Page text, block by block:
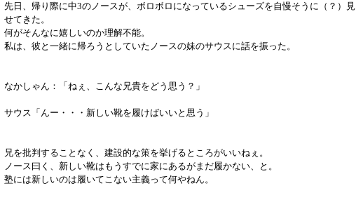
先日、帰り際に中3のノースが、ボロボロになっているシューズを自慢そうに（？）見
せてきた。
何がそんなに嬉しいのか理解不能。
私は、彼と一緒に帰ろうとしていたノースの妹のサウスに話を振った。
なかしゃん：「ねぇ、こんな兄貴をどう思う？」
サウス「んー・・・新しい靴を履けばいいと思う」
兄を批判することなく、建設的な策を挙げるところがいいねぇ。
ノース曰く、新しい靴はもうすでに家にあるがまだ履かない、と。
塾には新しいのは履いてこない主義って何やねん。